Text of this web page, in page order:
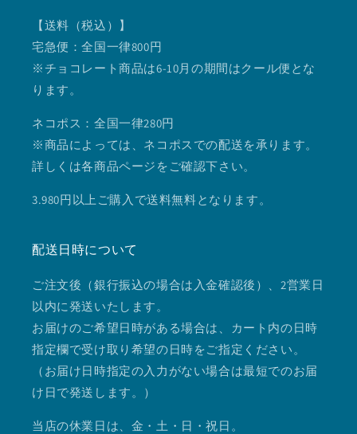
【送料（税込）】
宅急便：全国一律800円
※チョコレート商品は6-10月の期間はクール便とな
ります。
ネコポス：全国一律280円
※商品によっては、ネコポスでの配送を承ります。
詳しくは各商品ページをご確認下さい。
3.980円以上ご購入で送料無料となります。
配送日時について
ご注文後（銀行振込の場合は入金確認後）、2営業日
以内に発送いたします。
お届けのご希望日時がある場合は、カート内の日時
指定欄で受け取り希望の日時をご指定ください。
（お届け日時指定の入力がない場合は最短でのお届
け日で発送します。）
当店の休業日は、金・土・日・祝日。